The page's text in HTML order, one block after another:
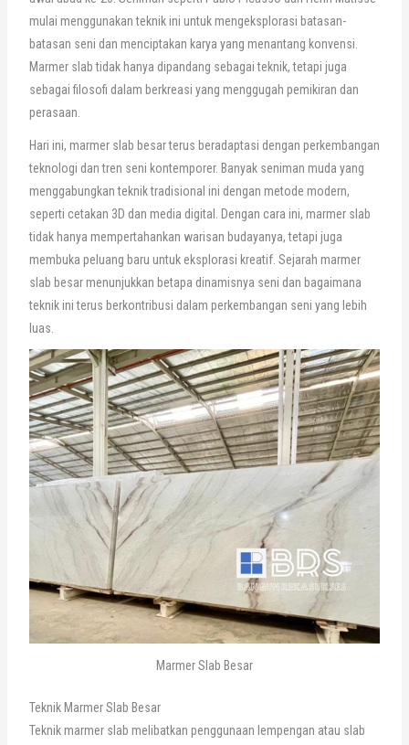
mulai menggunakan teknik ini untuk mengeksplorasi batasan-
batasan seni dan menciptakan karya yang menantang konvensi.
Marmer slab tidak hanya dipandang sebagai teknik, tetapi juga
sebagai filosofi dalam berkreasi yang menggugah pemikiran dan
perasaan.
Hari ini, marmer slab besar terus beradaptasi dengan perkembangan
teknologi dan tren seni kontemporer. Banyak seniman muda yang
menggabungkan teknik tradisional ini dengan metode modern,
seperti cetakan 3D dan media digital. Dengan cara ini, marmer slab
tidak hanya mempertahankan warisan budayanya, tetapi juga
membuka peluang baru untuk eksplorasi kreatif. Sejarah marmer
slab besar menunjukkan betapa dinamisnya seni dan bagaimana
teknik ini terus berkontribusi dalam perkembangan seni yang lebih
luas.
Marmer Slab Besar
Teknik Marmer Slab Besar
Teknik marmer slab melibatkan penggunaan lempengan atau slab